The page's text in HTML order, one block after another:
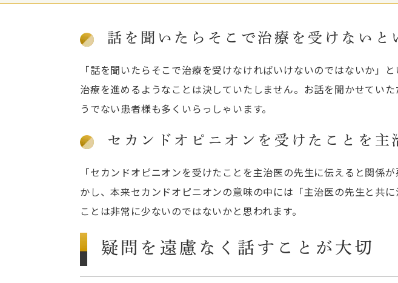
話を聞いたらそこで治療を受けないと
「話を聞いたらそこで治療を受けなければいけないのではないか」
治療を進めるようなことは決していたしません。お話を聞かせてい
うでない患者様も多くいらっしゃいます。
セカンドオピニオンを受けたことを主
「セカンドオピニオンを受けたことを主治医の先生に伝えると関係
かし、本来セカンドオピニオンの意味の中には「主治医の先生と共
ことは非常に少ないのではないかと思われます。
疑問を遠慮なく話すことが大切